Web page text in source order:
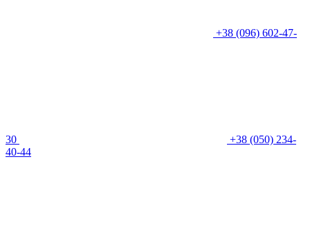
+38 (096) 602-47-
30
+38 (050) 234-
40-44